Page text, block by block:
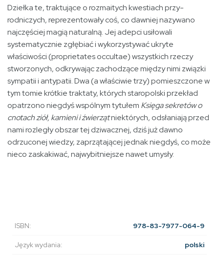
Dziełka te, traktujące o rozmaitych kwestiach przy­
rodniczych, reprezentowały coś, co dawniej nazywano
najczęściej magią naturalną. Jej adepci usiłowali
systematycznie zgłębiać i wy­korzystywać ukryte
właściwości (proprietates occultae) wszystkich rzeczy
stworzonych, odkrywając zachodzące między nimi związki
sympatii i antypatii. Dwa (a właściwie trzy) pomieszczone w
tym to­mie krótkie traktaty, których staropolski przekład
opatrzono niegdyś wspólnym tytułem Księga sekretów o
cnotach ziół, kamieni i źwierzątniektórych, odsłaniają przed
nami rozległy obszar tej dziwacznej, dziś już dawno
odrzuconej wiedzy, zaprzątającej jednak niegdyś, co może
nieco zaskakiwać, najwybitniejsze nawet umysły.
ISBN: 978-83-7977-064-9
Język wydania: polski